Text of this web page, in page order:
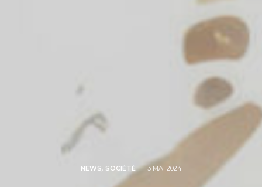
NEWS, SOCIÉTÉ 3 MAI 2024